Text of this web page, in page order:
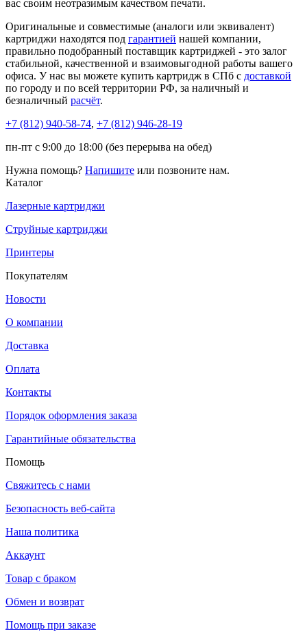
вас своим неотразимым качеством печати.
Оригинальные и совместимые (аналоги или эквивалент)
картриджи находятся под гарантией нашей компании,
правильно подобранный поставщик картриджей - это залог
стабильной, качественной и взаимовыгодной работы вашего
офиса. У нас вы можете купить картридж в СПб с доставкой
по городу и по всей территории РФ, за наличный и
безналичный расчёт.
+7 (812) 940-58-74, +7 (812) 946-28-19
пн-пт с 9:00 до 18:00 (без перерыва на обед)
Нужна помощь? Напишите или позвоните нам.
Каталог
Лазерные картриджи
Струйные картриджи
Принтеры
Покупателям
Новости
О компании
Доставка
Оплата
Контакты
Порядок оформления заказа
Гарантийные обязательства
Помощь
Свяжитесь с нами
Безопасность веб-сайта
Наша политика
Аккаунт
Товар с браком
Обмен и возврат
Помощь при заказе